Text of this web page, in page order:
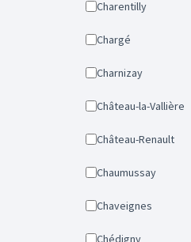
Charentilly
Chargé
Charnizay
Château-la-Vallière
Château-Renault
Chaumussay
Chaveignes
Chédigny